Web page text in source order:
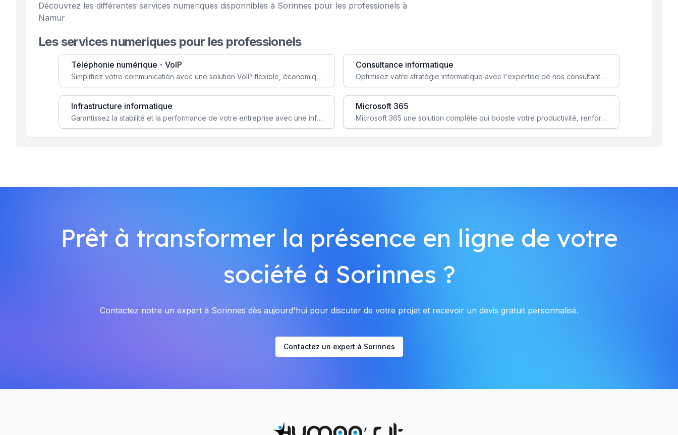
Découvrez les différentes services numeriques disponnibles à Sorinnes pour les professionels à
Namur
Les services numeriques pour les professionels
Téléphonie numérique - VoIP
Simplifiez votre communication avec une solution VoIP flexible, économique et adaptée à vos besoins professionnels.
Consultance informatique
Optimisez votre stratégie informatique avec l'expertise de nos consultants pour améliorer votre efficacité et sécurité.
Infrastructure informatique
Garantissez la stabilité et la performance de votre entreprise avec une infrastructure IT sécurisée et évolutive.
Microsoft 365
Microsoft 365 une solution complète qui booste votre productivité, renforce la sécurité de vos données et facilite la collaboration.
Prêt à transformer la présence en ligne de votre
société à Sorinnes ?
Contactez notre un expert à Sorinnes dès aujourd'hui pour discuter de votre projet et recevoir un devis gratuit personnalisé.
Contactez un expert à Sorinnes